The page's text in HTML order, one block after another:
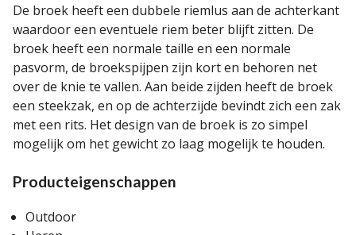
De broek heeft een dubbele riemlus aan de achterkant
waardoor een eventuele riem beter blijft zitten. De
broek heeft een normale taille en een normale
pasvorm, de broekspijpen zijn kort en behoren net
over de knie te vallen. Aan beide zijden heeft de broek
een steekzak, en op de achterzijde bevindt zich een zak
met een rits. Het design van de broek is zo simpel
mogelijk om het gewicht zo laag mogelijk te houden.
Producteigenschappen
Outdoor